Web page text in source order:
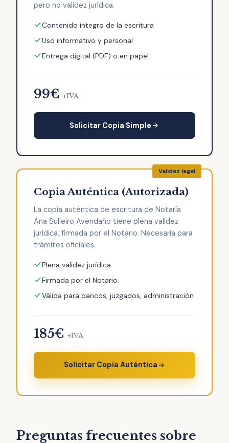
pero no validez jurídica.
Contenido íntegro de la escritura
Uso informativo y personal
Entrega digital (PDF) o en papel
99€ +IVA
Solicitar Copia Simple
Copia Auténtica (Autorizada)
La copia auténtica de escritura de Notaría
Ana Sulleiro Avendaño tiene plena validez
jurídica, firmada por el Notario. Necesaria para
trámites oficiales.
Plena validez jurídica
Firmada por el Notario
Válida para bancos, juzgados, administración
185€ +IVA
Solicitar Copia Auténtica
Preguntas frecuentes sobre